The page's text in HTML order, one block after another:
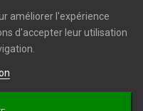
des conséquences graves
mineurs de moins de 18 ans
est interdit.
droits réservés. Réalisation
améliorer l'expérience
d'accepter leur utilisation